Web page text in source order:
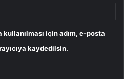
için adım, e-posta
kaydedilsin.